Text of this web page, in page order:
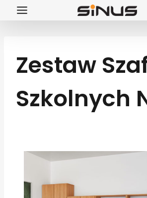
Przejdź
Zestaw
Szkolnych